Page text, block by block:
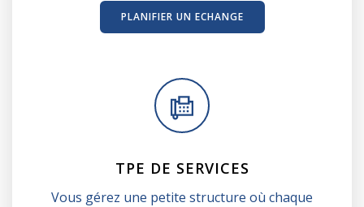
PLANIFIER UN ECHANGE
TPE DE SERVICES
Vous gérez une petite structure où chaque